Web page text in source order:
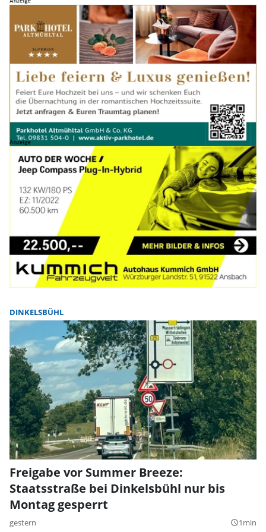
DINKELSBÜHL
Freigabe vor Summer Breeze:
Staatsstraße bei Dinkelsbühl nur bis
Montag gesperrt
gestern query_builder1min